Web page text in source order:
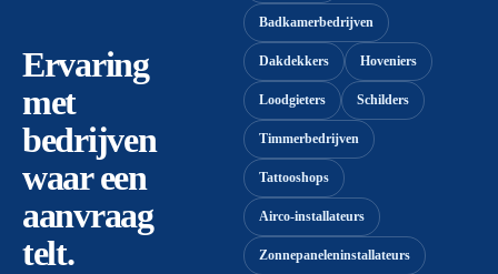
Ervaring
met
bedrijven
waar een
aanvraag
telt.
Badkamerbedrijven
Dakdekkers Hoveniers
Loodgieters Schilders
Timmerbedrijven
Tattooshops
Airco-installateurs
Zonnepaneleninstallateurs